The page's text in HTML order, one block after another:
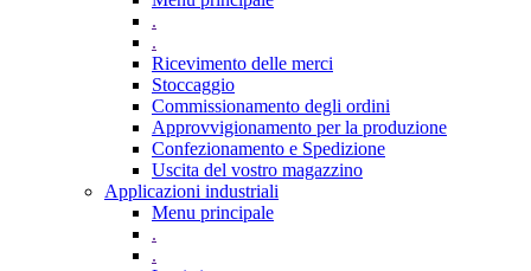
.
.
Ricevimento delle merci
Stoccaggio
Commissionamento degli ordini
Approvvigionamento per la produzione
Confezionamento e Spedizione
Uscita del vostro magazzino
Applicazioni industriali
Menu principale
.
.